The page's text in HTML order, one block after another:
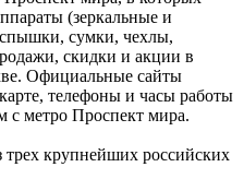
(зеркальные и
сумки, чехлы,
скидки и акции в
Официальные сайты
телефоны и часы работы
с метро Проспект мира.
крупнейших российских